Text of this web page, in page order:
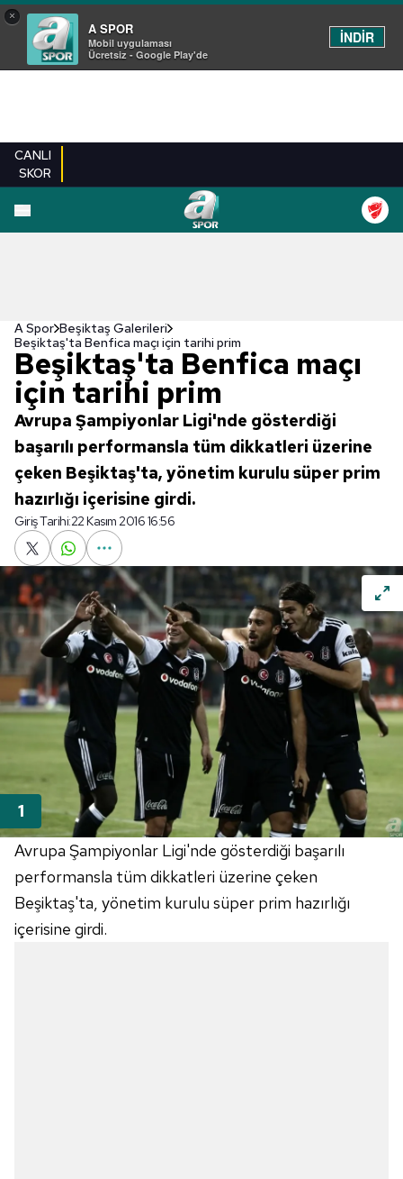
×
A SPOR
Mobil uygulaması
Ücretsiz - Google Play'de
İNDİR
CANLI
SKOR
EN YENILER
A Spor Beşiktaş Galerileri
Beşiktaş'ta Benfica maçı için tarihi prim
Beşiktaş'ta Benfica maçı
için tarihi prim
Avrupa Şampiyonlar Ligi'nde gösterdiği
başarılı performansla tüm dikkatleri üzerine
çeken Beşiktaş'ta, yönetim kurulu süper prim
hazırlığı içerisine girdi.
Giriş Tarihi:22 Kasım 2016 16:56
Avrupa Şampiyonlar Ligi'nde gösterdiği başarılı
performansla tüm dikkatleri üzerine çeken
Beşiktaş'ta, yönetim kurulu süper prim hazırlığı
içerisine girdi.